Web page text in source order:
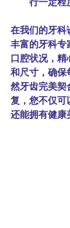
在我们的牙科
丰富的牙科专
口腔状况，
和尺寸，确保
然牙齿完美契
复，您不仅可
还能拥有健康